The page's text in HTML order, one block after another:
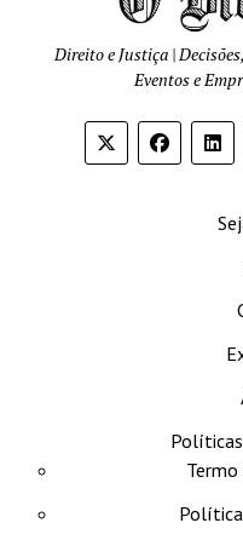
Direito e Justiça |
Eventos e
Política